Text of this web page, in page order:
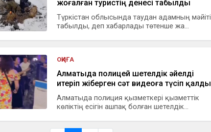
жоғалған туристің денесі табылды
Түркістан облысында таудан адамның мәйіті
табылды, деп хабарлады төтенше жа...
ОҚИҒА
Алматыда полицей шетелдік әйелді
итеріп жіберген сәт видеоға түсіп қалды
Алматыда полиция қызметкері қызметтік
көліктің есігін ашпақ болған шетелдік...